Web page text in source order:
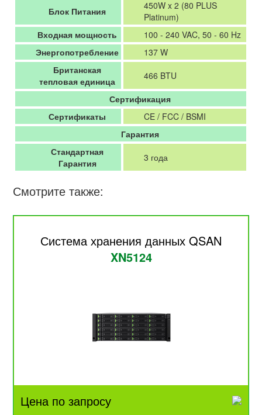
Блок Питания
450W x 2 (80 PLUS
Platinum)
Входная мощность
100 - 240 VAC, 50 - 60 Hz
Энергопотребление
137 W
Британская
тепловая единица
466 BTU
Сертификация
Сертификаты
CE / FCC / BSMI
Гарантия
Стандартная
Гарантия
3 года
Смотрите также:
Система хранения данных QSAN
XN5124
Цена по запросу